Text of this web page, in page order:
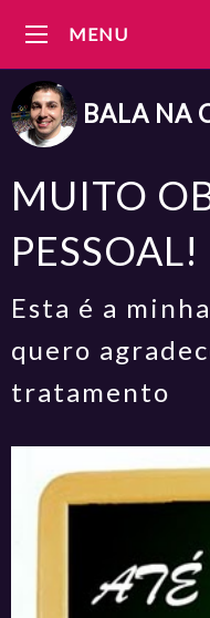
MENU
BALA NA
MUITO
PESSOAL!
Esta é a
quero
tratamento